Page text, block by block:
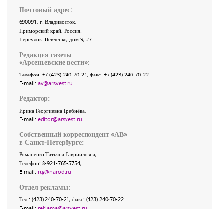
Почтовый адрес:
690091, г. Владивосток,
Приморский край, Россия
Переулок Шевченко, дом 9, 27
Редакция газеты
«Арсеньевские вести»:
Телефон: +7 (423) 240-70-21, факс: +7 (423) 240-70-22
E-mail: av@arsvest.ru
Редактор:
Ирина Георгиевна Гребнёва,
E-mail: editor@arsvest.ru
Собственный корреспондент «АВ»
в Санкт-Петербурге:
Романенко Татьяна Гаврииловна,
Телефон: 8-921-765-5754,
E-mail: rtg@narod.ru
Отдел рекламы:
Тел.: (423) 240-70-21, факс: (423) 240-70-22